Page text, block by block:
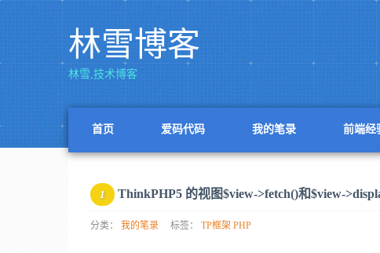
林雪博客
林雪,技术博客
首页 爱码代码 我的笔录 前端经
1 ThinkPHP5 的视图$view->fetch()和$view-
分类： 我的笔录 标签： TP框架 PHP